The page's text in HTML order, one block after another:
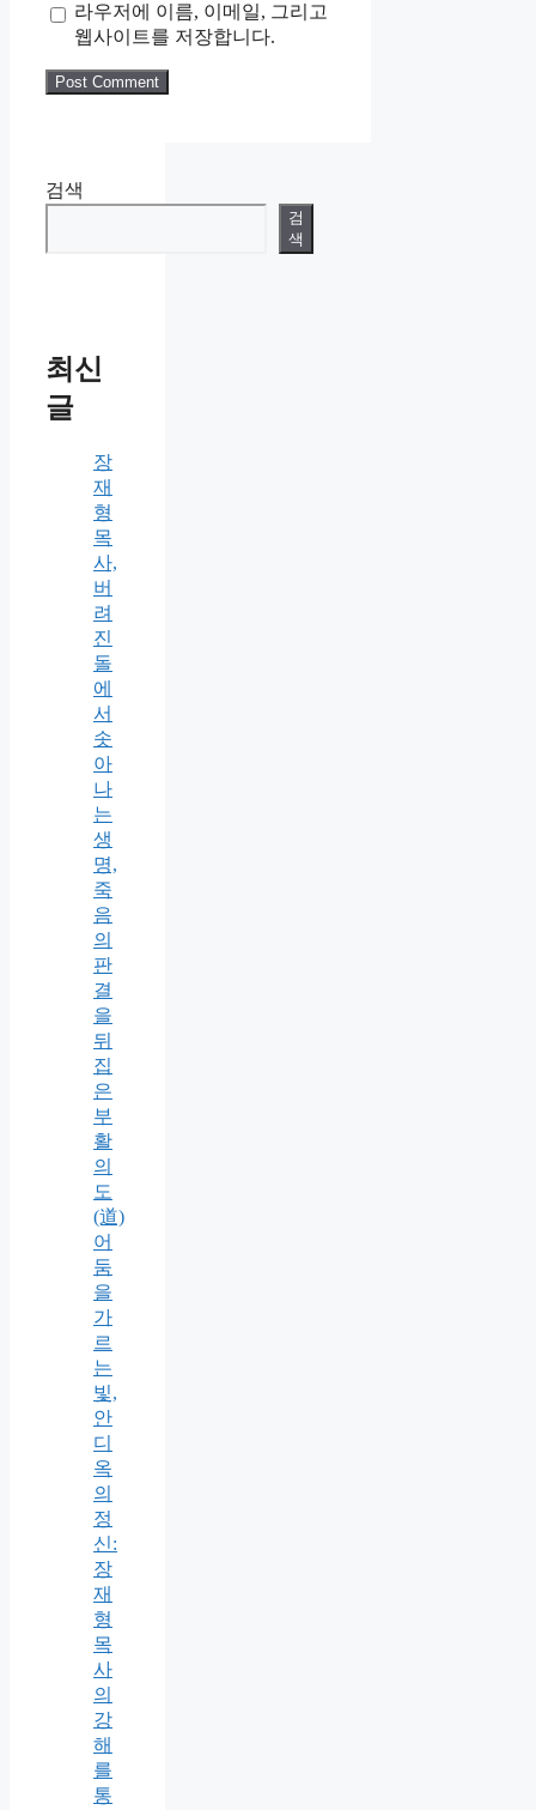
라우저에 이름, 이메일, 그리고
웹사이트를 저장합니다.
검색
검
색
최신
글
장
재
형
목
사,
버
려
진
돌
에
서
솟
아
나
는
생
명,
죽
음
의
판
결
을
뒤
집
은
부
활
의
도
(道)
어
둠
을
가
르
는
빛,
안
디
옥
의
정
신:
장
재
형
목
사
의
강
해
를
통